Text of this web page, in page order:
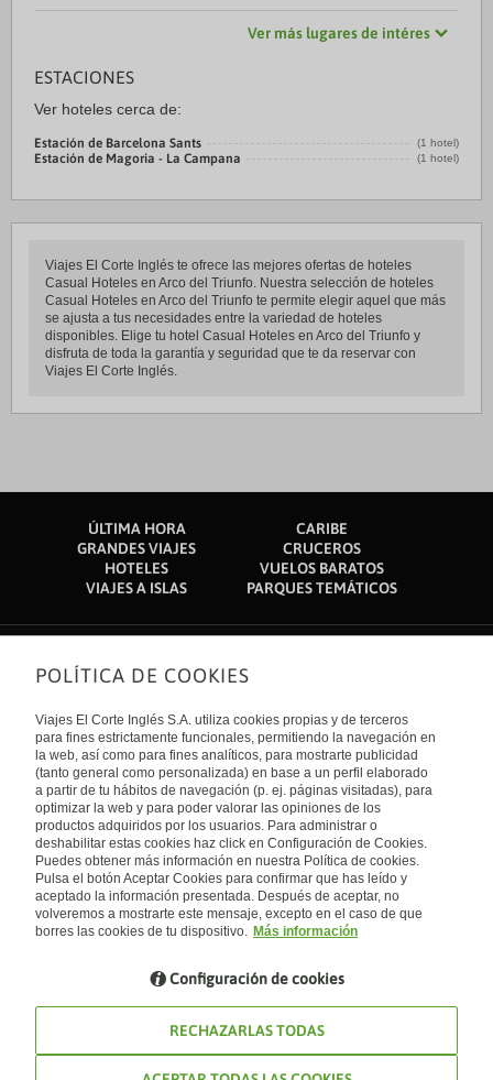
Ver más lugares de intéres
ESTACIONES
Ver hoteles cerca de:
Estación de Barcelona Sants (1 hotel)
Estación de Magoria - La Campana (1 hotel)
Viajes El Corte Inglés te ofrece las mejores ofertas de hoteles
Casual Hoteles en Arco del Triunfo. Nuestra selección de hoteles
Casual Hoteles en Arco del Triunfo te permite elegir aquel que más
se ajusta a tus necesidades entre la variedad de hoteles
disponibles. Elige tu hotel Casual Hoteles en Arco del Triunfo y
disfruta de toda la garantía y seguridad que te da reservar con
Viajes El Corte Inglés.
ÚLTIMA HORA
CARIBE
GRANDES VIAJES
CRUCEROS
HOTELES
VUELOS BARATOS
VIAJES A ISLAS
PARQUES TEMÁTICOS
Sobre nosotros
Quiénes somos
Financiación
Sostenibilidad
Turismo accesible
Tarjeta El Corte Inglés
Trabaja con nosotros
El Corte Inglés
Canal Ético
Enlaces de interés
Guías de viaje
Catálogos
Auto check-in
Condiciones Generales
Política de privacidad
Política de cookies
Accesibilidad
Empresas/ Grupos
Internacional
España
Visita nuestro blog
Blog de Viajes el Corte inglés
POLÍTICA DE COOKIES
Viajes El Corte Inglés S.A. utiliza cookies propias y de terceros
para fines estrictamente funcionales, permitiendo la navegación en
la web, así como para fines analíticos, para mostrarte publicidad
(tanto general como personalizada) en base a un perfil elaborado
a partir de tu hábitos de navegación (p. ej. páginas visitadas), para
optimizar la web y para poder valorar las opiniones de los
productos adquiridos por los usuarios. Para administrar o
deshabilitar estas cookies haz click en Configuración de Cookies.
Puedes obtener más información en nuestra Política de cookies.
Pulsa el botón Aceptar Cookies para confirmar que has leído y
aceptado la información presentada. Después de aceptar, no
volveremos a mostrarte este mensaje, excepto en el caso de que
borres las cookies de tu dispositivo. Más información
Configuración de cookies
RECHAZARLAS TODAS